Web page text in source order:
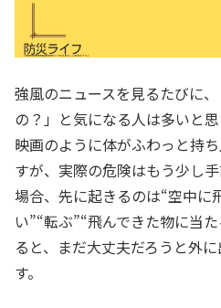
強風のニュースを見るたびに
の？」と気になる人は多いと思
映画のように体がふわっと持
すが、実際の危険はもう少し
場合、先に起きるのは“空中に
い”“転ぶ”“飛んできた物に当
ると、まだ大丈夫だろうと外
す。